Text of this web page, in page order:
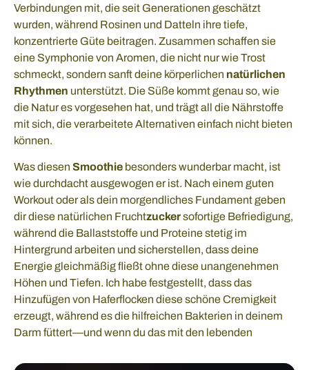
Verbindungen mit, die seit Generationen geschätzt
wurden, während Rosinen und Datteln ihre tiefe,
konzentrierte Güte beitragen. Zusammen schaffen sie
eine Symphonie von Aromen, die nicht nur wie Trost
schmeckt, sondern sanft deine körperlichen natürlichen
Rhythmen unterstützt. Die Süße kommt genau so, wie
die Natur es vorgesehen hat, und trägt all die Nährstoffe
mit sich, die verarbeitete Alternativen einfach nicht bieten
können.
Was diesen Smoothie besonders wunderbar macht, ist
wie durchdacht ausgewogen er ist. Nach einem guten
Workout oder als dein morgendliches Fundament geben
dir diese natürlichen Fruchtzuckersofortige Befriedigung,
während die Ballaststoffe und Proteine stetig im
Hintergrund arbeiten und sicherstellen, dass deine
Energie gleichmäßig fließt ohne diese unangenehmen
Höhen und Tiefen. Ich habe festgestellt, dass das
Hinzufügen von Haferflocken diese schöne Cremigkeit
erzeugt, während es die hilfreichen Bakterien in deinem
Darm füttert—und wenn du das mit den lebenden